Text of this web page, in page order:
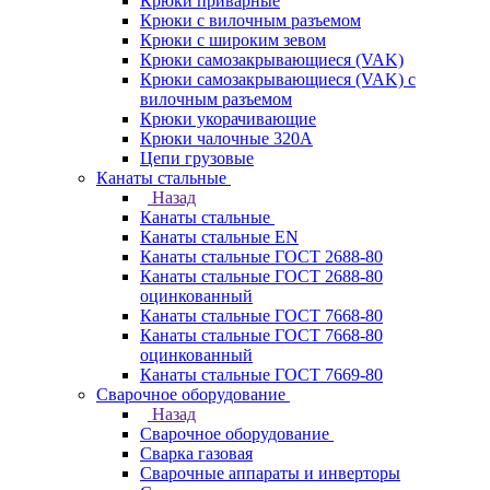
Крюки с вилочным разъемом
Крюки с широким зевом
Крюки самозакрывающиеся (VAK)
Крюки самозакрывающиеся (VAK) с
вилочным разъемом
Крюки укорачивающие
Крюки чалочные 320А
Цепи грузовые
Канаты стальные
Назад
Канаты стальные
Канаты стальные EN
Канаты стальные ГОСТ 2688-80
Канаты стальные ГОСТ 2688-80
оцинкованный
Канаты стальные ГОСТ 7668-80
Канаты стальные ГОСТ 7668-80
оцинкованный
Канаты стальные ГОСТ 7669-80
Сварочное оборудование
Назад
Сварочное оборудование
Сварка газовая
Сварочные аппараты и инверторы